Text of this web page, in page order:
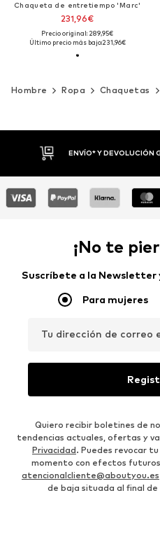
Chaqueta de entretiempo 'Marc'
231,96€
Precio original: 289,95€
Último precio más bajo:231,96€
Hombre Ropa Chaquetas
ENVÍO* Y DEVOLUCIÓN
¡No te
Suscríbete a la Newsletter
Para mujeres
Tu dirección de correo
Quiero recibir boletines de
tendencias actuales, ofertas y
Privacidad. Puedes revocar
momento con efectos futuros
atencionalcliente@aboutyou.es
de baja situada al final